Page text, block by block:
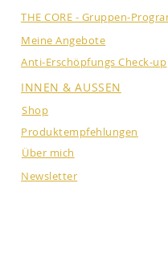
THE CORE - Gruppen-
Meine Angebote
Anti-Erschöpfungs Check-up
INNEN & AUSSEN
Shop
Produktempfehlungen
Über mich
Newsletter